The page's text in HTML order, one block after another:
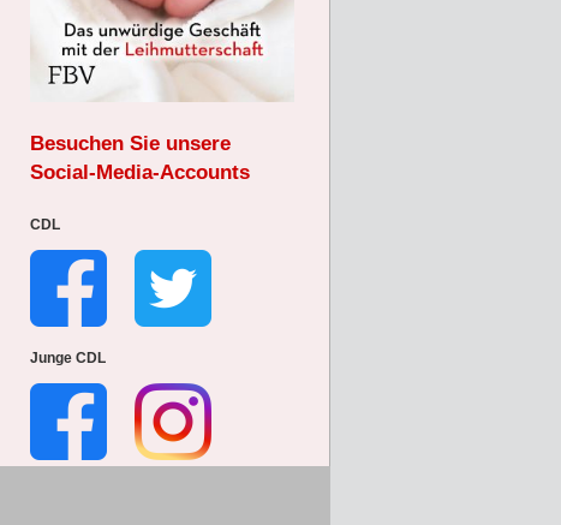
Besuchen Sie unsere
Social-Media-Accounts
CDL
Junge CDL